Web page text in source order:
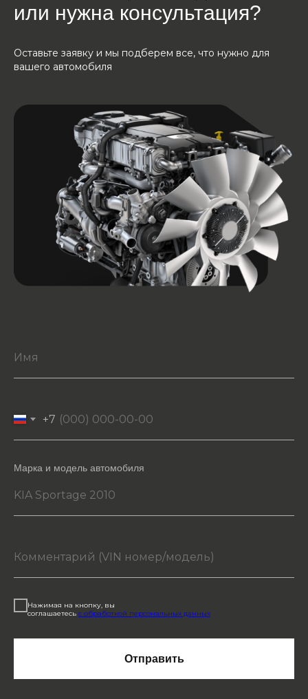
или нужна консультация?
Оставьте заявку и мы подберем все, что нужно для
вашего автомобиля
+7
Марка и модель автомобиля
Нажимая на кнопку, вы
соглашаетесь с обработкой персональных данных
Отправить